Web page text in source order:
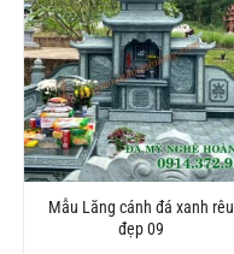
Mẫu Lăng cánh đá xanh rêu
đẹp 09